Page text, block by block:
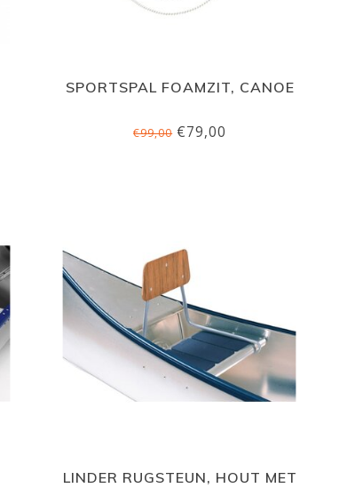
SPORTSPAL FOAMZIT, CANOE
€99,00€79,00
LINDER RUGSTEUN, HOUT MET